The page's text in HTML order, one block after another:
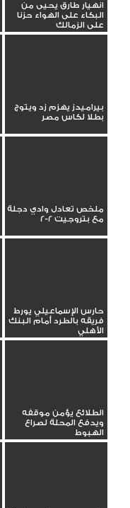
انهيار طارق يحيى من
البكاء على الهواء حزنا
على الزمالك
بيراميدز يهزم زد ويتوج
بطلا لكاس مصر
ملخص تعادل وادي دجلة
مع بتروجيت 2-2
حارس الإسماعيلي يورط
فريقه بالطرد أمام البنك
الأهلي
الطلائع يؤمن موقفه
ويدفع المحلة لصراع
الهبوط